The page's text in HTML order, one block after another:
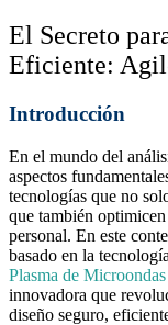
El Secreto
Eficiente:
Introducción
En el mundo del
aspectos
tecnologías que no
que también
personal. En este
basado en la
Plasma de
innovadora que
diseño seguro,